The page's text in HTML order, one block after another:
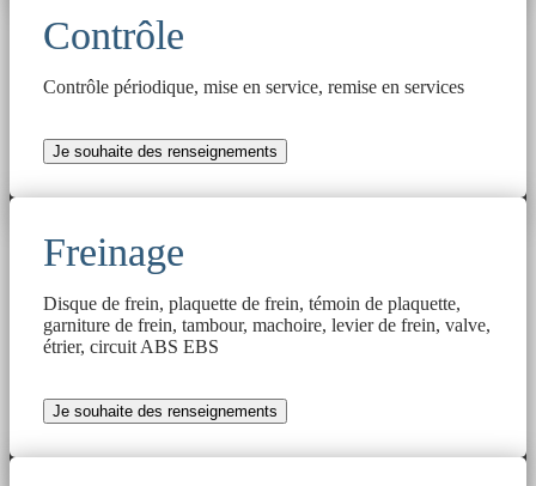
Contrôle
Contrôle périodique, mise en service, remise en services
Je souhaite des renseignements
Freinage
Disque de frein, plaquette de frein, témoin de plaquette,
garniture de frein, tambour, machoire, levier de frein, valve,
étrier, circuit ABS EBS
Je souhaite des renseignements